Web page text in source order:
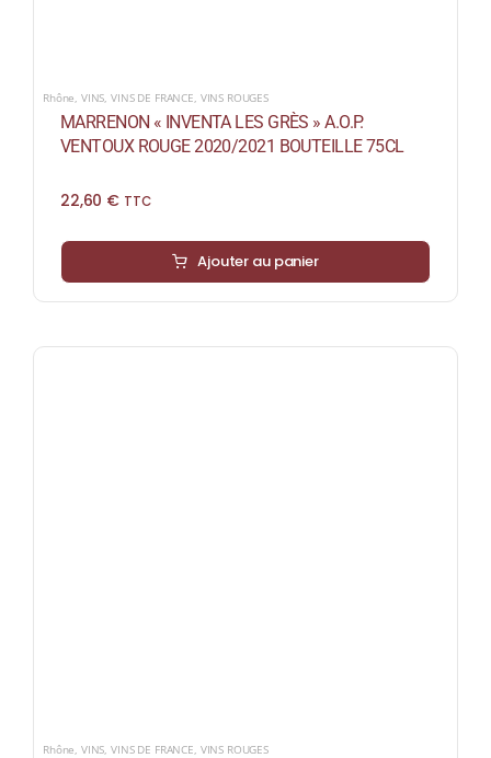
Rhône VINS ,VINS DE FRANCE VINS ROUGES
MARRENON « INVENTA LES GRÈS » A.O.P.
VENTOUX ROUGE 2020/2021 BOUTEILLE 75CL
22,60 € TTC
Ajouter au panier
Rhône VINS ,VINS DE FRANCE VINS ROUGES